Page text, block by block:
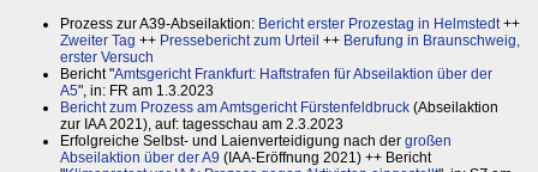
Prozess zur A39-Abseilaktion: Bericht erster Prozestag in Helmstedt++
Zweiter Tag ++ Pressebericht zum Urteil ++ Berufung in Braunschweig,
erster Versuch
Bericht "Amtsgericht Frankfurt: Haftstrafen für Abseilaktion über der
A5", in: FR am 1.3.2023
Bericht zum Prozess am Amtsgericht Fürstenfeldbruck (Abseilaktion
zur IAA 2021), auf: tagesschau am 2.3.2023
Erfolgreiche Selbst- und Laienverteidigung nach der großen
Abseilaktion über der A9 (IAA-Eröffnung 2021) ++ Bericht